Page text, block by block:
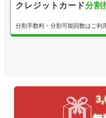
クレジットカード分割
分割手数料・分割可能回数はご利